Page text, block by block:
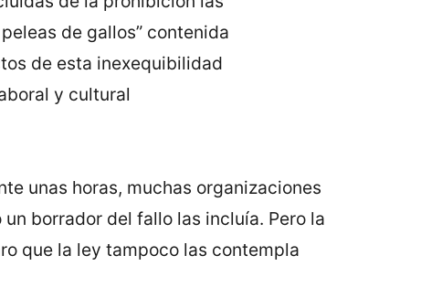
de gallos” contenida
de esta inexequibilidad
y cultural
unas horas, muchas organizaciones
un borrador del fallo las incluía. Pero la
que la ley tampoco las contempla